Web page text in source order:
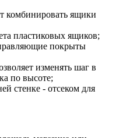
комбинировать ящики
пластиковых ящиков;
покрыты
изменять шаг в
по высоте;
стенке - отсеком для